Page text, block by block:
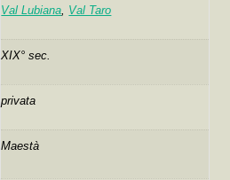
Val Lubiana, Val Taro
XIX° sec.
privata
Maestà